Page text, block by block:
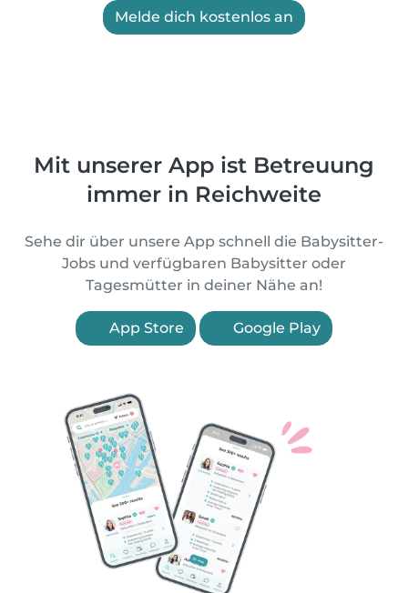
Melde dich kostenlos an
Mit unserer App ist Betreuung
immer in Reichweite
Sehe dir über unsere App schnell die Babysitter-
Jobs und verfügbaren Babysitter oder
Tagesmütter in deiner Nähe an!
App Store Google Play